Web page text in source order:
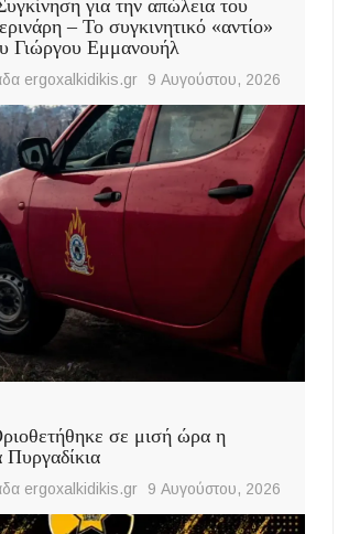
για την απώλεια του
– Το συγκινητικό «αντίο»
Γιώργου Εμμανουήλ
ergoxalkidikis.gr 9 Αυγούστου, 2026
σε μισή ώρα η
Πυργαδίκια
ergoxalkidikis.gr 9 Αυγούστου, 2026